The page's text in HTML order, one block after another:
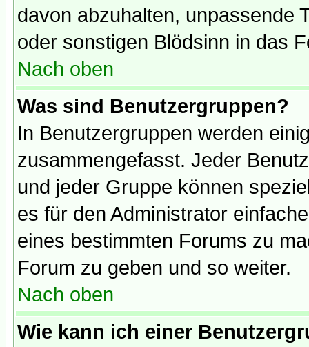
davon abzuhalten, unpassende
oder sonstigen Blödsinn in das
Nach oben
Was sind Benutzergruppen?
In Benutzergruppen werden
zusammengefasst. Jeder
und jeder Gruppe können
es für den Administrator
eines bestimmten Forums zu
Forum zu geben und so weiter.
Nach oben
Wie kann ich einer